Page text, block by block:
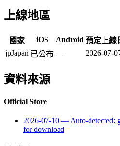
上線地區
國家 iOS Android 預定上線
jpJapan 已公布 — 2026-07-
資料來源
Official Store
2026-07-10 — Auto-detected:
for download